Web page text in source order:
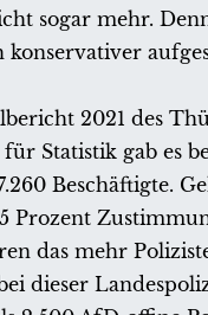
sogar mehr.
konservativer
2021 des
für Statistik gab es
Beschäftigte.
Prozent
das mehr
dieser